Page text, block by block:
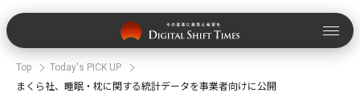
Top
Today's PICK UP
まくら社、睡眠・枕に関する統計データを事業者向けに公開